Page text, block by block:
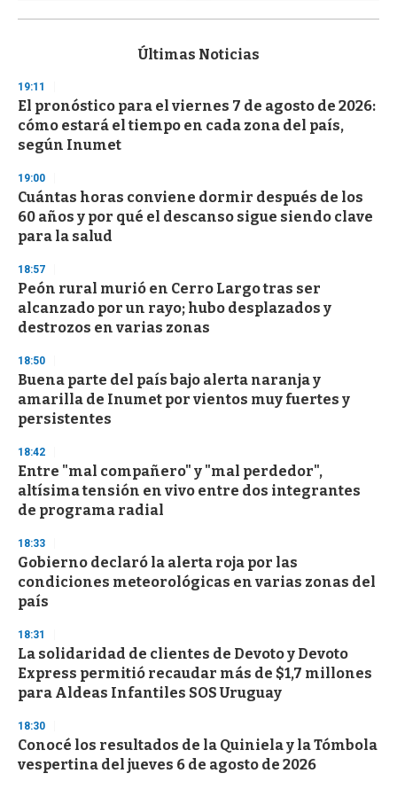
s
d
s
o
f
3
s
e
c
o
n
d
Últimas Noticias
19:11
El pronóstico para el viernes 7 de agosto de 2026:
cómo estará el tiempo en cada zona del país,
según Inumet
19:00
Cuántas horas conviene dormir después de los
60 años y por qué el descanso sigue siendo clave
para la salud
18:57
Peón rural murió en Cerro Largo tras ser
alcanzado por un rayo; hubo desplazados y
destrozos en varias zonas
18:50
Buena parte del país bajo alerta naranja y
amarilla de Inumet por vientos muy fuertes y
persistentes
18:42
Entre "mal compañero" y "mal perdedor",
altísima tensión en vivo entre dos integrantes
de programa radial
18:33
Gobierno declaró la alerta roja por las
condiciones meteorológicas en varias zonas del
país
18:31
La solidaridad de clientes de Devoto y Devoto
Express permitió recaudar más de $1,7 millones
para Aldeas Infantiles SOS Uruguay
18:30
Conocé los resultados de la Quiniela y la Tómbola
vespertina del jueves 6 de agosto de 2026